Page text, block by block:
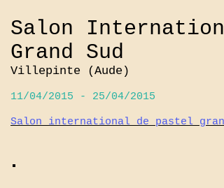
Salon
Grand Sud
Villepinte (Aude)
11/04/2015 - 25/04/2015
Salon international de pastel